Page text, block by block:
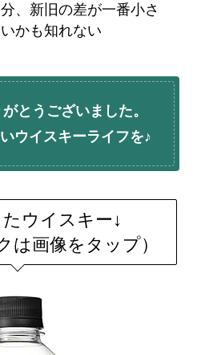
分、新旧の差が一番小さ
いかも知れない
とうございました。
ウイスキーライフを♪
ウイスキー↓
は画像をタップ）